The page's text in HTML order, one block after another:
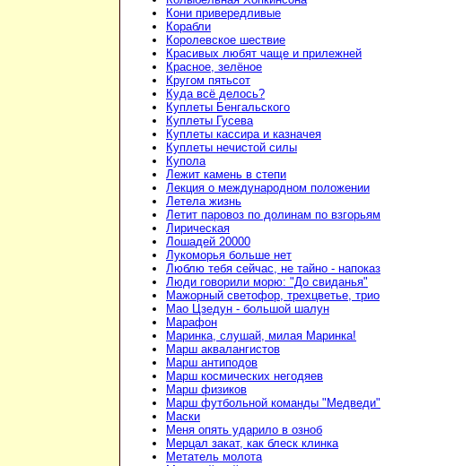
Кони привередливые
Корабли
Королевское шествие
Красивых любят чаще и прилежней
Красное, зелёное
Кругом пятьсот
Куда всё делось?
Куплеты Бенгальского
Куплеты Гусева
Куплеты кассира и казначея
Куплеты нечистой силы
Купола
Лежит камень в степи
Лекция о международном положении
Летела жизнь
Летит паровоз по долинам по взгорьям
Лирическая
Лошадей 20000
Лукоморья больше нет
Люблю тебя сейчас, не тайно - напоказ
Люди говорили морю: "До свиданья"
Мажорный светофор, трехцветье, трио
Мао Цзедун - большой шалун
Марафон
Маринка, слушай, милая Маринка!
Марш аквалангистов
Марш антиподов
Марш космических негодяев
Марш физиков
Марш футбольной команды "Медведи"
Маски
Меня опять ударило в озноб
Мерцал закат, как блеск клинка
Метатель молота